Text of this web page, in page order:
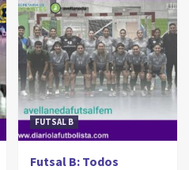
FUTSAL B
Futsal B: Todos